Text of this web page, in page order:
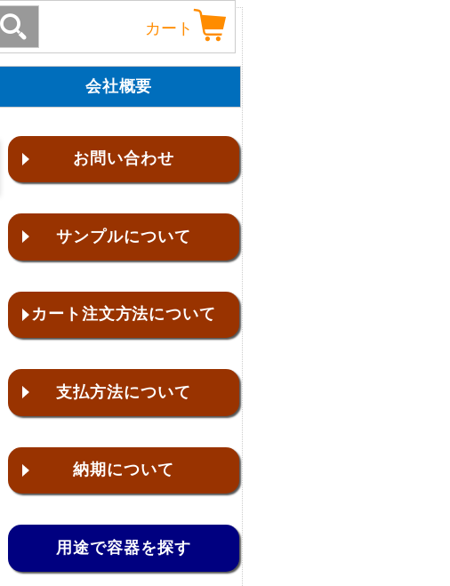
カート
会社概要
お問い合わせ
サンプルについて
カート注文方法について
支払方法について
納期について
用途で容器を探す